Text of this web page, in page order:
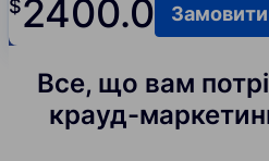
$2400.0 Замовити
Все, що вам
крауд-